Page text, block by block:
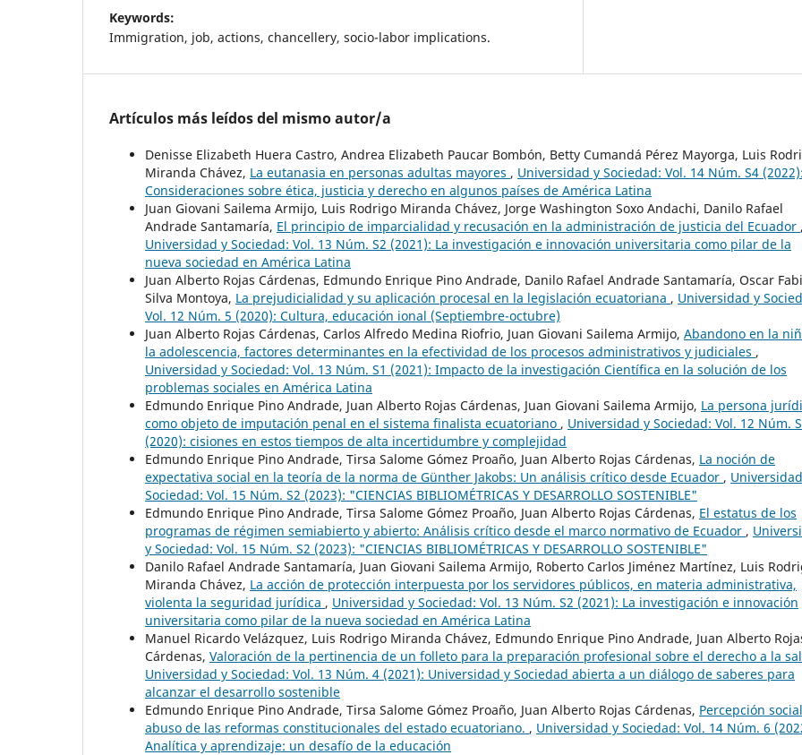
Keywords:
Immigration, job, actions, chancellery, socio-labor implications.
Artículos más leídos del mismo autor/a
Denisse Elizabeth Huera Castro, Andrea Elizabeth Paucar Bombón, Betty Cumandá Pérez Mayorga, Luis
Miranda Chávez, La eutanasia en personas adultas mayores , Universidad y Sociedad: Vol. 14 Núm. S4 (2022):
Consideraciones sobre ética, justicia y derecho en algunos países de América Latina
Juan Giovani Sailema Armijo, Luis Rodrigo Miranda Chávez, Jorge Washington Soxo Andachi, Danilo Rafael
Andrade Santamaría, El principio de imparcialidad y recusación en la administración de justicia del Ecuador ,
Universidad y Sociedad: Vol. 13 Núm. S2 (2021): La investigación e innovación universitaria como pilar de la
nueva sociedad en América Latina
Juan Alberto Rojas Cárdenas, Edmundo Enrique Pino Andrade, Danilo Rafael Andrade Santamaría, Oscar
Silva Montoya, La prejudicialidad y su aplicación procesal en la legislación ecuatoriana , Universidad y
Vol. 12 Núm. 5 (2020): Cultura, educación ional (Septiembre-octubre)
Juan Alberto Rojas Cárdenas, Carlos Alfredo Medina Riofrio, Juan Giovani Sailema Armijo, Abandono en la
la adolescencia, factores determinantes en la efectividad de los procesos administrativos y judiciales ,
Universidad y Sociedad: Vol. 13 Núm. S1 (2021): Impacto de la investigación Científica en la solución de los
problemas sociales en América Latina
Edmundo Enrique Pino Andrade, Juan Alberto Rojas Cárdenas, Juan Giovani Sailema Armijo, La persona
como objeto de imputación penal en el sistema finalista ecuatoriano , Universidad y Sociedad: Vol. 12 Núm.
(2020): cisiones en estos tiempos de alta incertidumbre y complejidad
Edmundo Enrique Pino Andrade, Tirsa Salome Gómez Proaño, Juan Alberto Rojas Cárdenas, La noción de
expectativa social en la teoría de la norma de Günther Jakobs: Un análisis crítico desde Ecuador ,
Sociedad: Vol. 15 Núm. S2 (2023): "CIENCIAS BIBLIOMÉTRICAS Y DESARROLLO SOSTENIBLE"
Edmundo Enrique Pino Andrade, Tirsa Salome Gómez Proaño, Juan Alberto Rojas Cárdenas, El estatus de los
programas de régimen semiabierto y abierto: Análisis crítico desde el marco normativo de Ecuador ,
y Sociedad: Vol. 15 Núm. S2 (2023): "CIENCIAS BIBLIOMÉTRICAS Y DESARROLLO SOSTENIBLE"
Danilo Rafael Andrade Santamaría, Juan Giovani Sailema Armijo, Roberto Carlos Jiménez Martínez, Luis
Miranda Chávez, La acción de protección interpuesta por los servidores públicos, en materia administrativa,
violenta la seguridad jurídica , Universidad y Sociedad: Vol. 13 Núm. S2 (2021): La investigación e innovación
universitaria como pilar de la nueva sociedad en América Latina
Manuel Ricardo Velázquez, Luis Rodrigo Miranda Chávez, Edmundo Enrique Pino Andrade, Juan Alberto
Cárdenas, Valoración de la pertinencia de un folleto para la preparación profesional sobre el derecho a la
Universidad y Sociedad: Vol. 13 Núm. 4 (2021): Universidad y Sociedad abierta a un diálogo de saberes para
alcanzar el desarrollo sostenible
Edmundo Enrique Pino Andrade, Tirsa Salome Gómez Proaño, Juan Alberto Rojas Cárdenas, Percepción
abuso de las reformas constitucionales del estado ecuatoriano. , Universidad y Sociedad: Vol. 14 Núm. 6
Analítica y aprendizaje: un desafío de la educación